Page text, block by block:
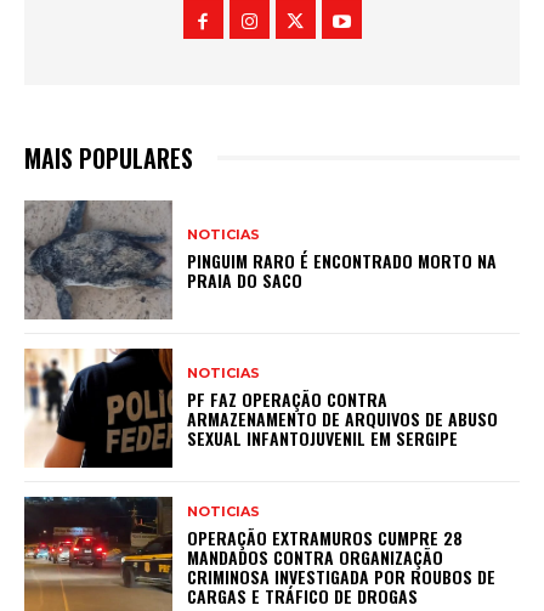
MAIS POPULARES
NOTICIAS
PINGUIM RARO É ENCONTRADO MORTO NA
PRAIA DO SACO
NOTICIAS
PF FAZ OPERAÇÃO CONTRA
ARMAZENAMENTO DE ARQUIVOS DE ABUSO
SEXUAL INFANTOJUVENIL EM SERGIPE
NOTICIAS
OPERAÇÃO EXTRAMUROS CUMPRE 28
MANDADOS CONTRA ORGANIZAÇÃO
CRIMINOSA INVESTIGADA POR ROUBOS DE
CARGAS E TRÁFICO DE DROGAS